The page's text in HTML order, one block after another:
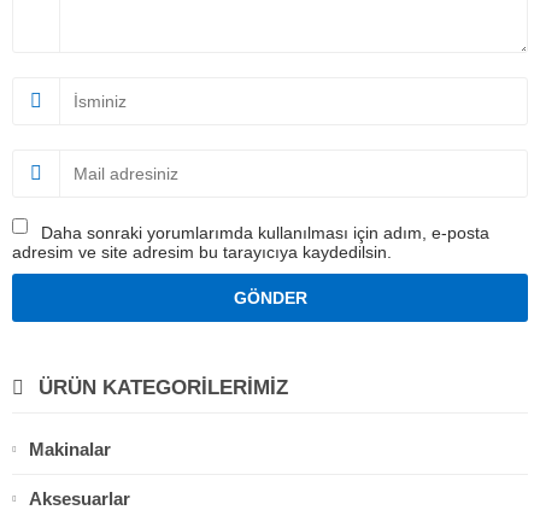
Daha sonraki yorumlarımda kullanılması için adım, e-posta
adresim ve site adresim bu tarayıcıya kaydedilsin.
ÜRÜN KATEGORİLERİMİZ
Makinalar
Aksesuarlar